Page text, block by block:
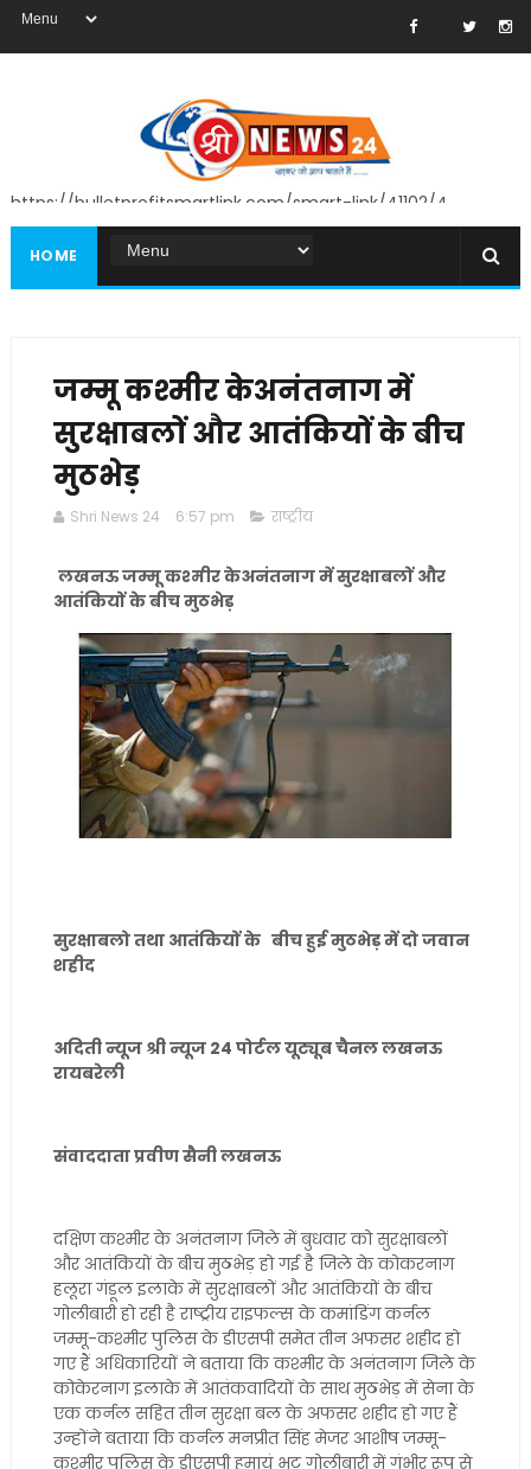
https://bulletprofitsmartlink.com/smart-link/41102/4
HOME
जम्मू कश्मीर केअनंतनाग में
सुरक्षाबलों और आतंकियों के बीच
मुठभेड़
Shri News 24 6:57 pm राष्ट्रीय
लखनऊ जम्मू कश्मीर केअनंतनाग में सुरक्षाबलों और
आतंकियों के बीच मुठभेड़
सुरक्षाबलो तथा आतंकियों के बीच हुई मुठभेड़ में दो जवान
शहीद
अदिती न्यूज श्री न्यूज 24 पोर्टल यूट्यूब चैनल लखनऊ
रायबरेली
संवाददाता प्रवीण सैनी लखनऊ
दक्षिण कश्मीर के अनंतनाग जिले में बुधवार को सुरक्षाबलों
और आतंकियों के बीच मुठभेड़ हो गई है जिले के कोकरनाग
हलूरा गंडूल इलाके में सुरक्षाबलों और आतंकियों के बीच
गोलीबारी हो रही है राष्ट्रीय राइफल्स के कमांडिंग कर्नल
जम्मू-कश्मीर पुलिस के डीएसपी समेत तीन अफसर शहीद हो
गए हैं अधिकारियों ने बताया कि कश्मीर के अनंतनाग जिले के
कोकेरनाग इलाके में आतंकवादियों के साथ मुठभेड़ में सेना के
एक कर्नल सहित तीन सुरक्षा बल के अफसर शहीद हो गए हैं
उन्होंने बताया कि कर्नल मनप्रीत सिंह मेजर आशीष जम्मू-
कश्मीर पुलिस के डीएसपी हुमायूं भट गोलीबारी में गंभीर रूप से